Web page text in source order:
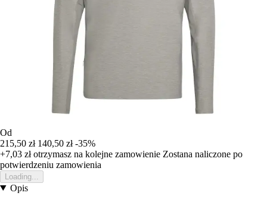
Od
215,50 zł 140,50 zł -35%
+7,03 złotrzymasz na kolejne zamowienie Zostana naliczone po
potwierdzeniu zamowienia
Loading...
Opis